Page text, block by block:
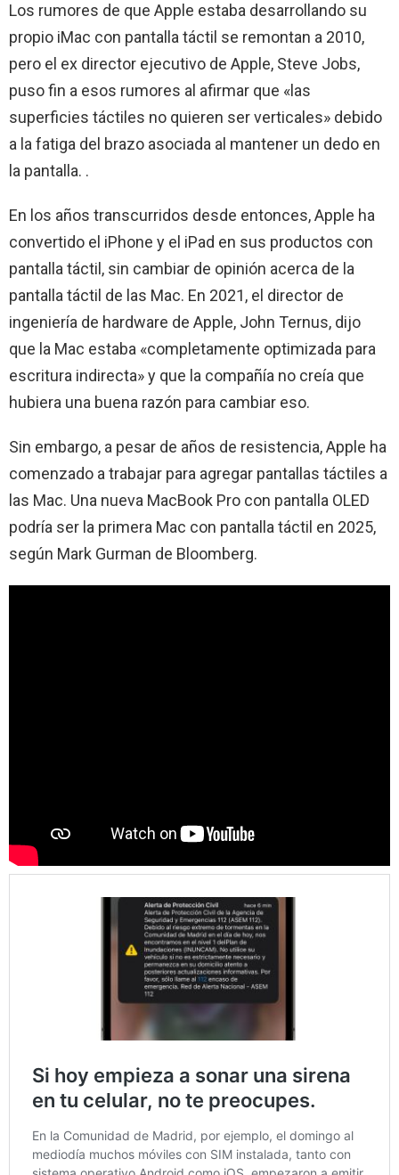
Los rumores de que Apple estaba desarrollando su
propio iMac con pantalla táctil se remontan a 2010,
pero el ex director ejecutivo de Apple, Steve Jobs,
puso fin a esos rumores al afirmar que «las
superficies táctiles no quieren ser verticales» debido
a la fatiga del brazo asociada al mantener un dedo en
la pantalla. .
En los años transcurridos desde entonces, Apple ha
convertido el iPhone y el iPad en sus productos con
pantalla táctil, sin cambiar de opinión acerca de la
pantalla táctil de las Mac. En 2021, el director de
ingeniería de hardware de Apple, John Ternus, dijo
que la Mac estaba «completamente optimizada para
escritura indirecta» y que la compañía no creía que
hubiera una buena razón para cambiar eso.
Sin embargo, a pesar de años de resistencia, Apple ha
comenzado a trabajar para agregar pantallas táctiles a
las Mac. Una nueva MacBook Pro con pantalla OLED
podría ser la primera Mac con pantalla táctil en 2025,
según Mark Gurman de Bloomberg.